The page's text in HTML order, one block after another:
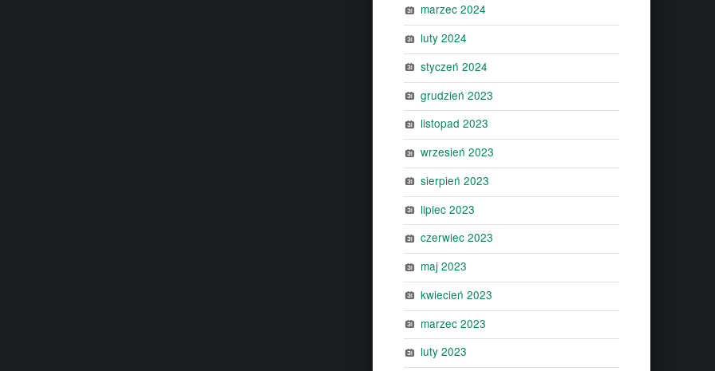
marzec 2024
luty 2024
styczeń 2024
grudzień 2023
listopad 2023
wrzesień 2023
sierpień 2023
lipiec 2023
czerwiec 2023
maj 2023
kwiecień 2023
marzec 2023
luty 2023